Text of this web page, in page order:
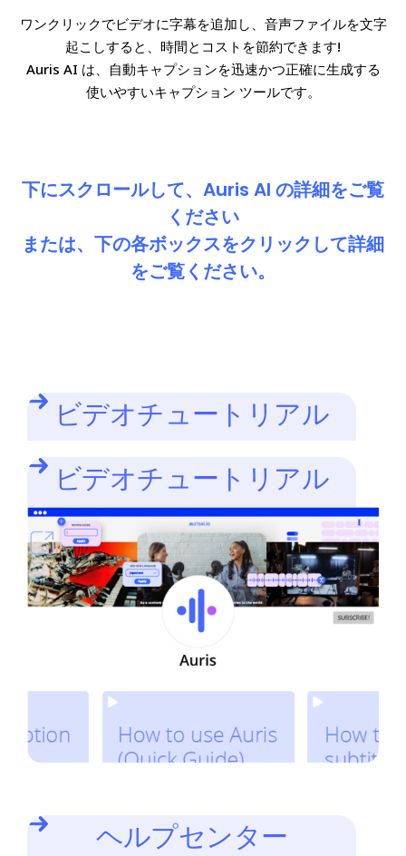
ワンクリックでビデオに字幕を追加し、音声ファイルを文字
起こしすると、時間とコストを節約できます!
Auris AI は、自動キャプションを迅速かつ正確に生成する
使いやすいキャプション ツールです。
下にスクロールして、Auris AI の詳細をご覧
ください
または、下の各ボックスをクリックして詳細
をご覧ください。
ビデオチュートリアル
ビデオチュートリアル
ヘルプセンター